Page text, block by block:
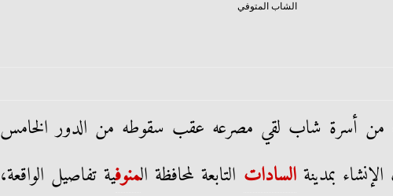
الشاب المتوفي
أسرة شاب لقي مصرعه عقب سقوطه من الدور الخامس
بمدينةالسادات التابعة لمحافظة المنوفية تفاصيل الواقعة،